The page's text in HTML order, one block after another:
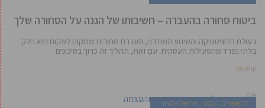
ביטוח סחורה בהעברה – חשיבותו של הגנה על הסחורה שלך
בעולם הלוגיסטיקה והשינוע המודרני, העברת סחורות ממקום למקום היא חלק
בלתי נפרד מהפעילות העסקית. עם זאת, תהליך זה כרוך בסיכונים
קרא עוד ←
17 אפריל, 2024 אריאל אלעזרי